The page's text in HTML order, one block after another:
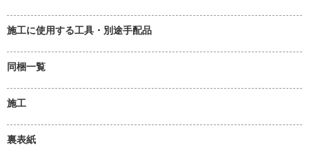
施工に使用する工具・別途手配品
同梱一覧
施工
裏表紙